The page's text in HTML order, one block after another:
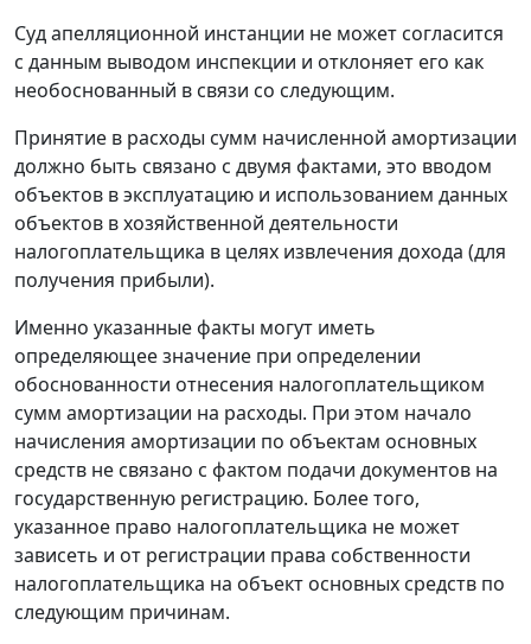
Суд апелляционной инстанции не может согласится
с данным выводом инспекции и отклоняет его как
необоснованный в связи со следующим.
Принятие в расходы сумм начисленной амортизации
должно быть связано с двумя фактами, это вводом
объектов в эксплуатацию и использованием данных
объектов в хозяйственной деятельности
налогоплательщика в целях извлечения дохода (для
получения прибыли).
Именно указанные факты могут иметь
определяющее значение при определении
обоснованности отнесения налогоплательщиком
сумм амортизации на расходы. При этом начало
начисления амортизации по объектам основных
средств не связано с фактом подачи документов на
государственную регистрацию. Более того,
указанное право налогоплательщика не может
зависеть и от регистрации права собственности
налогоплательщика на объект основных средств по
следующим причинам.